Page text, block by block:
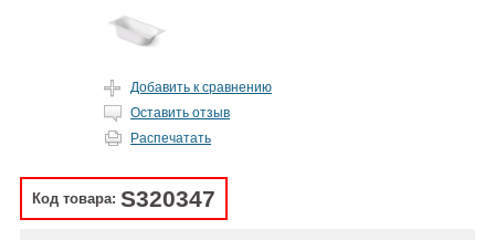
Добавить к сравнению
Оставить отзыв
Распечатать
Код товара: S320347